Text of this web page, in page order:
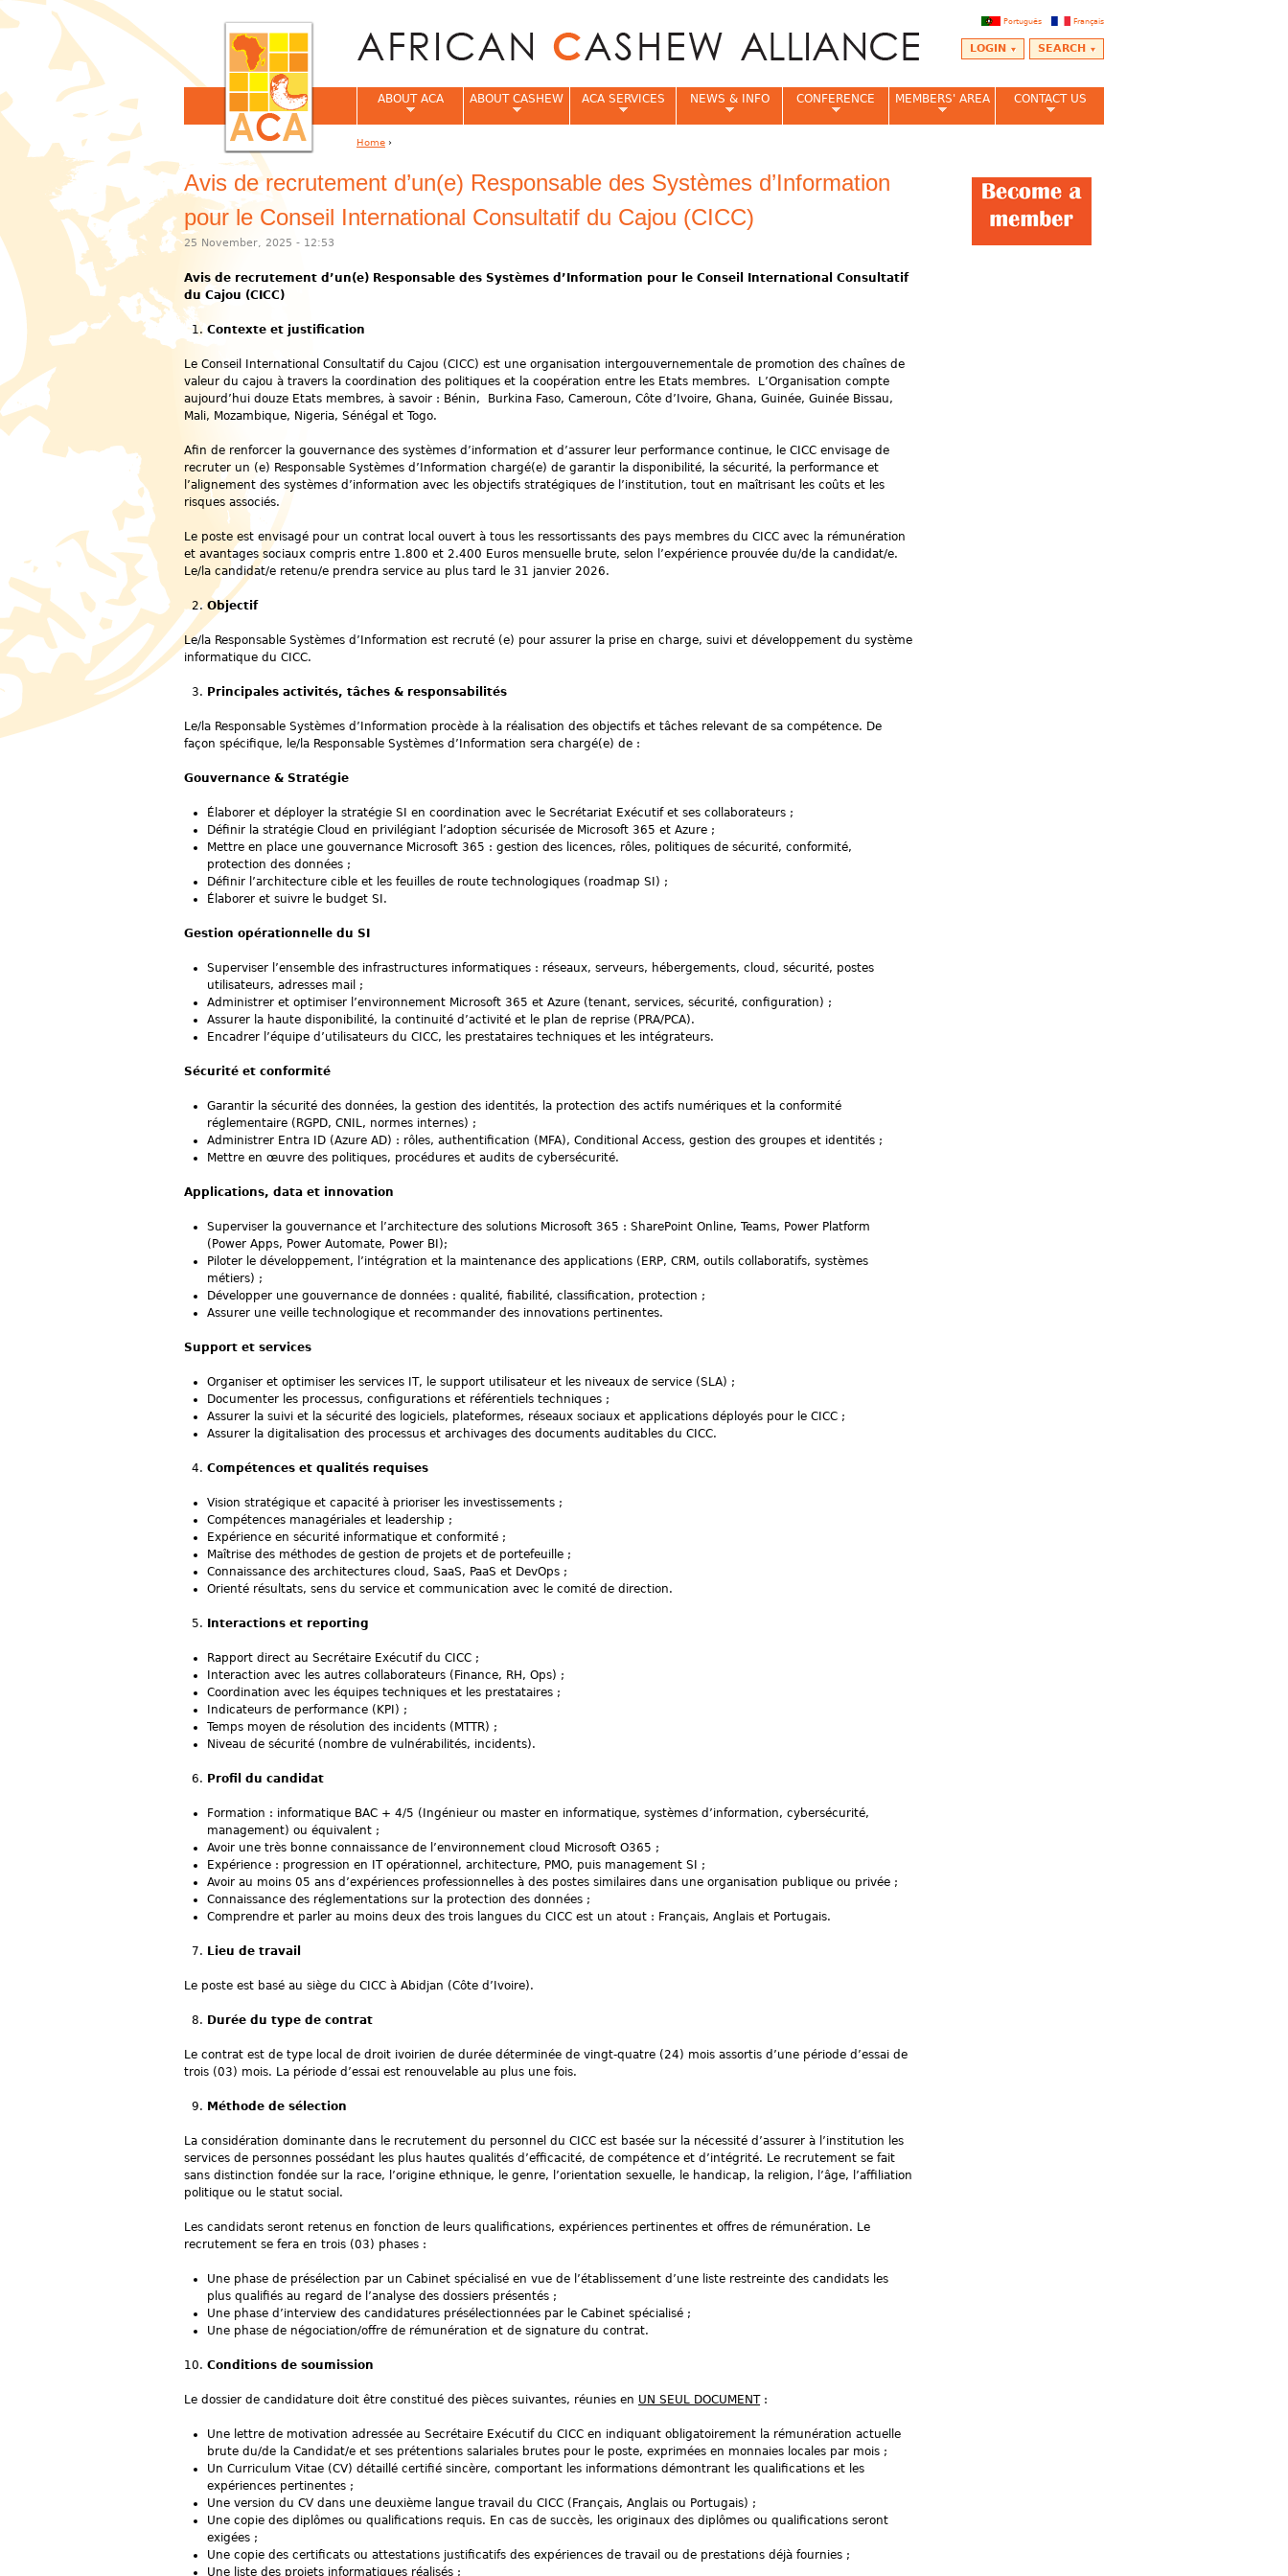
Français
Português
SEARCH
LOGIN
Avis de recrutement d’un(e) Responsable des Systèmes d’Information
pour le Conseil International Consultatif du Cajou (CICC)
25 November, 2025 - 12:53
Avis de recrutement d’un(e) Responsable des Systèmes d’Information pour le Conseil International Consultatif
du Cajou (CICC)
Contexte et justification
Le Conseil International Consultatif du Cajou (CICC) est une organisation intergouvernementale de promotion des chaînes de
valeur du cajou à travers la coordination des politiques et la coopération entre les Etats membres. L’Organisation compte
aujourd’hui douze Etats membres, à savoir : Bénin, Burkina Faso, Cameroun, Côte d’Ivoire, Ghana, Guinée, Guinée Bissau,
Mali, Mozambique, Nigeria, Sénégal et Togo.
Afin de renforcer la gouvernance des systèmes d’information et d’assurer leur performance continue, le CICC envisage de
recruter un (e) Responsable Systèmes d’Information chargé(e) de garantir la disponibilité, la sécurité, la performance et
l’alignement des systèmes d’information avec les objectifs stratégiques de l’institution, tout en maîtrisant les coûts et les
risques associés.
Le poste est envisagé pour un contrat local ouvert à tous les ressortissants des pays membres du CICC avec la rémunération
et avantages sociaux compris entre 1.800 et 2.400 Euros mensuelle brute, selon l’expérience prouvée du/de la candidat/e.
Le/la candidat/e retenu/e prendra service au plus tard le 31 janvier 2026.
Objectif
Le/la Responsable Systèmes d’Information est recruté (e) pour assurer la prise en charge, suivi et développement du système
informatique du CICC.
Principales activités, tâches & responsabilités
Le/la Responsable Systèmes d’Information procède à la réalisation des objectifs et tâches relevant de sa compétence. De
façon spécifique, le/la Responsable Systèmes d’Information sera chargé(e) de :
Gouvernance & Stratégie
Élaborer et déployer la stratégie SI en coordination avec le Secrétariat Exécutif et ses collaborateurs ;
Définir la stratégie Cloud en privilégiant l’adoption sécurisée de Microsoft 365 et Azure ;
Mettre en place une gouvernance Microsoft 365 : gestion des licences, rôles, politiques de sécurité, conformité,
protection des données ;
Définir l’architecture cible et les feuilles de route technologiques (roadmap SI) ;
Élaborer et suivre le budget SI.
Gestion opérationnelle du SI
Superviser l’ensemble des infrastructures informatiques : réseaux, serveurs, hébergements, cloud, sécurité, postes
utilisateurs, adresses mail ;
Administrer et optimiser l’environnement Microsoft 365 et Azure (tenant, services, sécurité, configuration) ;
Assurer la haute disponibilité, la continuité d’activité et le plan de reprise (PRA/PCA).
Encadrer l’équipe d’utilisateurs du CICC, les prestataires techniques et les intégrateurs.
Sécurité et conformité
Garantir la sécurité des données, la gestion des identités, la protection des actifs numériques et la conformité
réglementaire (RGPD, CNIL, normes internes) ;
Administrer Entra ID (Azure AD) : rôles, authentification (MFA), Conditional Access, gestion des groupes et identités ;
Mettre en œuvre des politiques, procédures et audits de cybersécurité.
Applications, data et innovation
Superviser la gouvernance et l’architecture des solutions Microsoft 365 : SharePoint Online, Teams, Power Platform
(Power Apps, Power Automate, Power BI);
Piloter le développement, l’intégration et la maintenance des applications (ERP, CRM, outils collaboratifs, systèmes
métiers) ;
Développer une gouvernance de données : qualité, fiabilité, classification, protection ;
Assurer une veille technologique et recommander des innovations pertinentes.
Support et services
Organiser et optimiser les services IT, le support utilisateur et les niveaux de service (SLA) ;
Documenter les processus, configurations et référentiels techniques ;
Assurer la suivi et la sécurité des logiciels, plateformes, réseaux sociaux et applications déployés pour le CICC ;
Assurer la digitalisation des processus et archivages des documents auditables du CICC.
Compétences et qualités requises
Vision stratégique et capacité à prioriser les investissements ;
Compétences managériales et leadership ;
Expérience en sécurité informatique et conformité ;
Maîtrise des méthodes de gestion de projets et de portefeuille ;
Connaissance des architectures cloud, SaaS, PaaS et DevOps ;
Orienté résultats, sens du service et communication avec le comité de direction.
Interactions et reporting
Rapport direct au Secrétaire Exécutif du CICC ;
Interaction avec les autres collaborateurs (Finance, RH, Ops) ;
Coordination avec les équipes techniques et les prestataires ;
Indicateurs de performance (KPI) ;
Temps moyen de résolution des incidents (MTTR) ;
Niveau de sécurité (nombre de vulnérabilités, incidents).
Profil du candidat
Formation : informatique BAC + 4/5 (Ingénieur ou master en informatique, systèmes d’information, cybersécurité,
management) ou équivalent ;
Avoir une très bonne connaissance de l’environnement cloud Microsoft O365 ;
Expérience : progression en IT opérationnel, architecture, PMO, puis management SI ;
Avoir au moins 05 ans d’expériences professionnelles à des postes similaires dans une organisation publique ou privée ;
Connaissance des réglementations sur la protection des données ;
Comprendre et parler au moins deux des trois langues du CICC est un atout : Français, Anglais et Portugais.
Lieu de travail
Le poste est basé au siège du CICC à Abidjan (Côte d’Ivoire).
Durée du type de contrat
Le contrat est de type local de droit ivoirien de durée déterminée de vingt-quatre (24) mois assortis d’une période d’essai de
trois (03) mois. La période d’essai est renouvelable au plus une fois.
Méthode de sélection
La considération dominante dans le recrutement du personnel du CICC est basée sur la nécessité d’assurer à l’institution les
services de personnes possédant les plus hautes qualités d’efficacité, de compétence et d’intégrité. Le recrutement se fait
sans distinction fondée sur la race, l’origine ethnique, le genre, l’orientation sexuelle, le handicap, la religion, l’âge, l’affiliation
politique ou le statut social.
Les candidats seront retenus en fonction de leurs qualifications, expériences pertinentes et offres de rémunération. Le
recrutement se fera en trois (03) phases :
Une phase de présélection par un Cabinet spécialisé en vue de l’établissement d’une liste restreinte des candidats les
plus qualifiés au regard de l’analyse des dossiers présentés ;
Une phase d’interview des candidatures présélectionnées par le Cabinet spécialisé ;
Une phase de négociation/offre de rémunération et de signature du contrat.
Conditions de soumission
Le dossier de candidature doit être constitué des pièces suivantes, réunies en UN SEUL DOCUMENT:
Une lettre de motivation adressée au Secrétaire Exécutif du CICC en indiquant obligatoirement la rémunération actuelle
brute du/de la Candidat/e et ses prétentions salariales brutes pour le poste, exprimées en monnaies locales par mois ;
Un Curriculum Vitae (CV) détaillé certifié sincère, comportant les informations démontrant les qualifications et les
expériences pertinentes ;
Une version du CV dans une deuxième langue travail du CICC (Français, Anglais ou Portugais) ;
Une copie des diplômes ou qualifications requis. En cas de succès, les originaux des diplômes ou qualifications seront
exigées ;
Une copie des certificats ou attestations justificatifs des expériences de travail ou de prestations déjà fournies ;
Une liste des projets informatiques réalisés ;
ABOUT ACA ABOUT CASHEW ACA SERVICES NEWS & INFO CONFERENCE MEMBERS' AREA CONTACT US
Home ›